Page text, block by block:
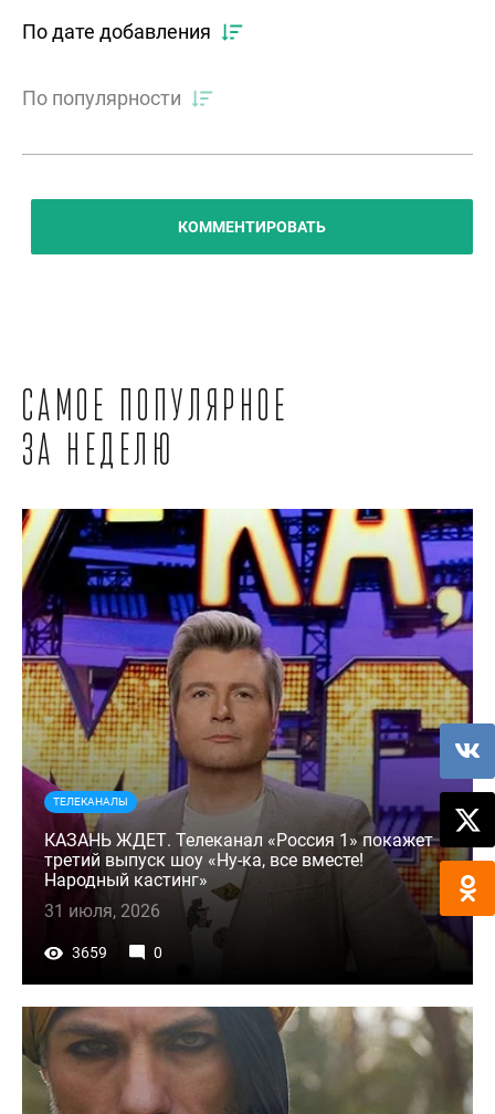
По дате добавления
По популярности
КОММЕНТИРОВАТЬ
Самое популярное
за неделю
ТЕЛЕКАНАЛЫ
КАЗАНЬ ЖДЕТ. Телеканал «Россия 1» покажет
третий выпуск шоу «Ну-ка, все вместе!
Народный кастинг»
31 июля, 2026
3659 0